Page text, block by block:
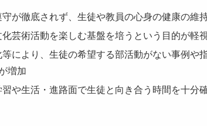
守が徹底されず、生徒や教員の心身の健康の維
芸術活動を楽しむ基盤を培うという目的が軽
により、生徒の希望する部活動がない事例や
増加
や生活・進路面で生徒と向き合う時間を十分